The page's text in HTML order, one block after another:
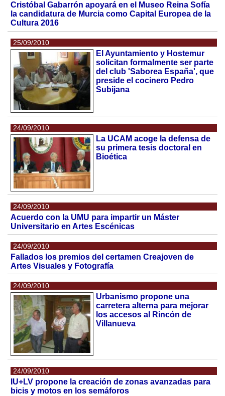
Cristóbal Gabarrón apoyará en el Museo Reina Sofía
la candidatura de Murcia como Capital Europea de la
Cultura 2016
25/09/2010
El Ayuntamiento y Hostemur
solicitan formalmente ser parte
del club 'Saborea España', que
preside el cocinero Pedro
Subijana
24/09/2010
La UCAM acoge la defensa de
su primera tesis doctoral en
Bioética
24/09/2010
Acuerdo con la UMU para impartir un Máster
Universitario en Artes Escénicas
24/09/2010
Fallados los premios del certamen Creajoven de
Artes Visuales y Fotografía
24/09/2010
Urbanismo propone una
carretera alterna para mejorar
los accesos al Rincón de
Villanueva
24/09/2010
IU+LV propone la creación de zonas avanzadas para
bicis y motos en los semáforos